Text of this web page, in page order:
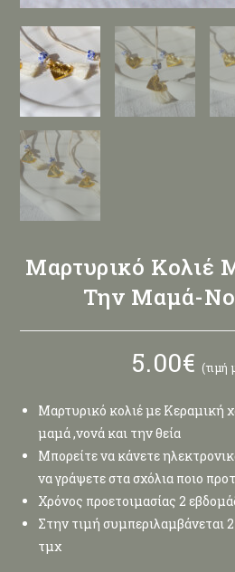
Μαρτυρικό Κολιέ
Την Μαμά-
5.00€ (τιμή
Μαρτυρικό κολιέ με Κεραμική
μαμά ,νονά και την θεία
Μπορείτε να κάνετε
να γράψετε στα σχόλια ποιο
Χρόνος προετοιμασίας 2
Στην τιμή συμπεριλαμβάνεται
τμχ